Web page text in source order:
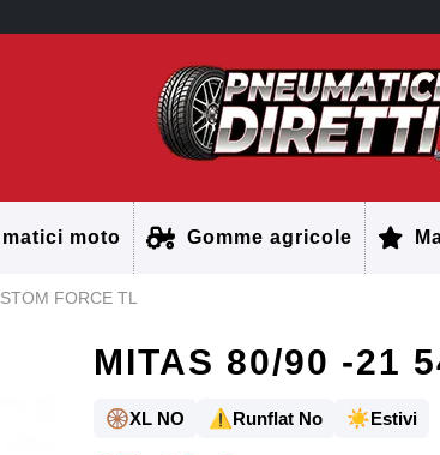
moto Gomme agricole
FORCE TL
MITAS 80/90 -21
🛞XL NO ⚠️Runflat No ☀️Estivi